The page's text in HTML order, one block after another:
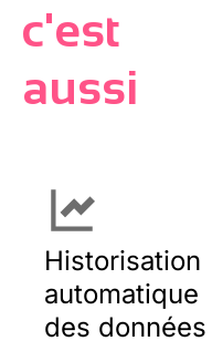
c'est
aussi
Historisation
automatique
des données